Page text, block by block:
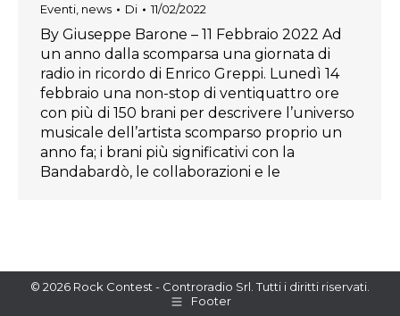
Eventi news Di 11/02/2022
By Giuseppe Barone – 11 Febbraio 2022 Ad
un anno dalla scomparsa una giornata di
radio in ricordo di Enrico Greppi. Lunedì 14
febbraio una non-stop di ventiquattro ore
con più di 150 brani per descrivere l’universo
musicale dell’artista scomparso proprio un
anno fa; i brani più significativi con la
Bandabardò, le collaborazioni e le
© 2026 Rock Contest - Controradio Srl. Tutti i diritti riservati.
Footer